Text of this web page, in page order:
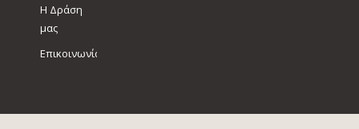
Η Δράση
μας
Επικοινωνία